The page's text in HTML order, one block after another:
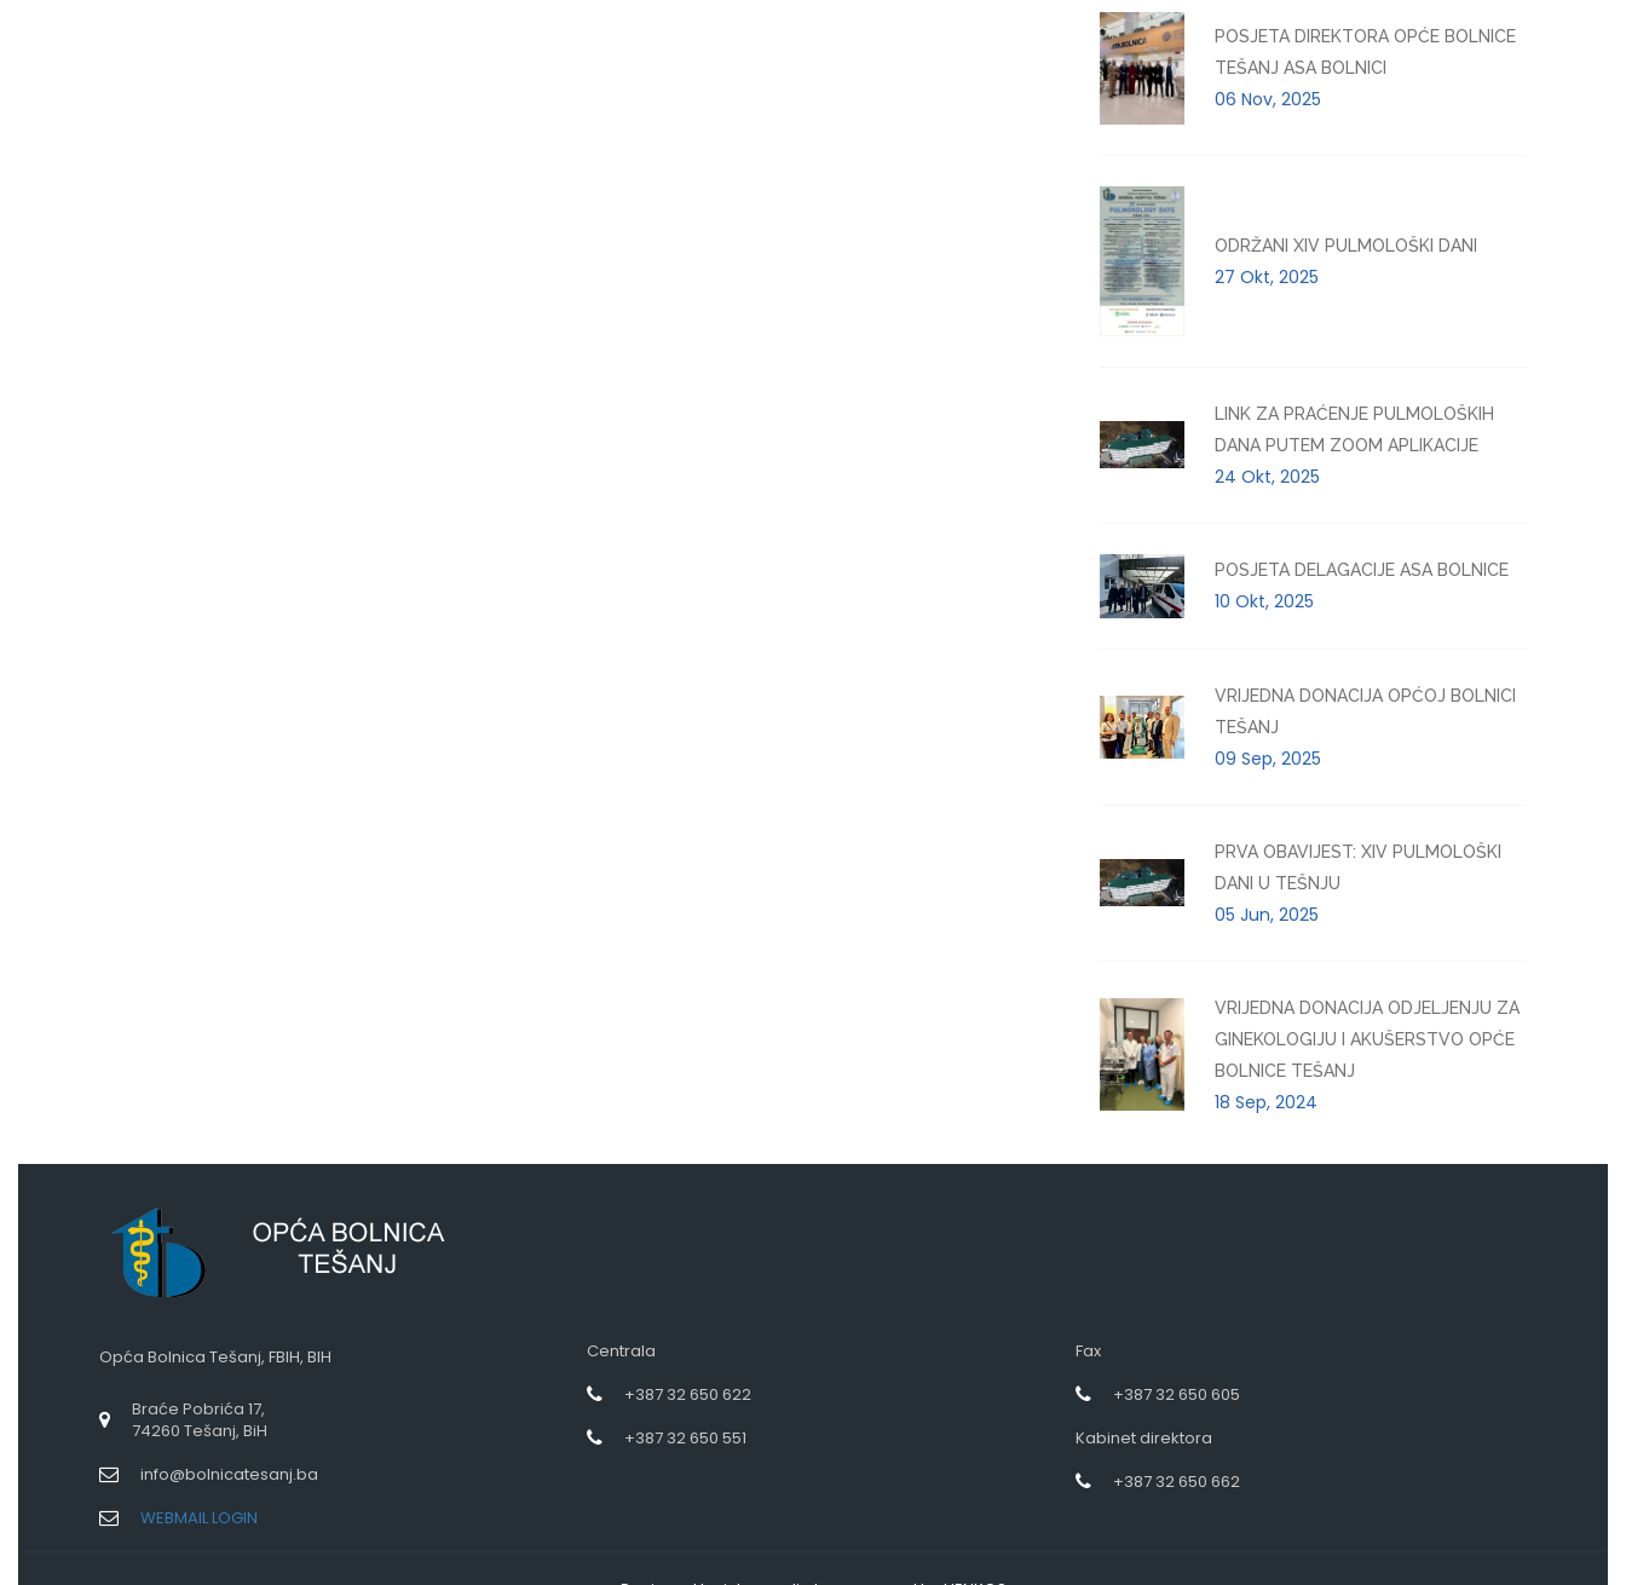
POSJETA DIREKTORA OPĆE BOLNICE
TEŠANJ ASA BOLNICI
06 Nov, 2025
ODRŽANI XIV PULMOLOŠKI DANI
27 Okt, 2025
LINK ZA PRAĆENJE PULMOLOŠKIH
DANA PUTEM ZOOM APLIKACIJE
24 Okt, 2025
POSJETA DELAGACIJE ASA BOLNICE
10 Okt, 2025
VRIJEDNA DONACIJA OPĆOJ BOLNICI
TEŠANJ
09 Sep, 2025
PRVA OBAVIJEST: XIV PULMOLOŠKI
DANI U TEŠNJU
05 Jun, 2025
VRIJEDNA DONACIJA ODJELJENJU ZA
GINEKOLOGIJU I AKUŠERSTVO OPĆE
BOLNICE TEŠANJ
18 Sep, 2024
Opća Bolnica Tešanj, FBIH, BIH
Braće Pobrića 17,
74260 Tešanj, BiH
info@bolnicatesanj.ba
WEBMAIL LOGIN
Centrala
+387 32 650 622
+387 32 650 551
Fax
+387 32 650 605
Kabinet direktora
+387 32 650 662